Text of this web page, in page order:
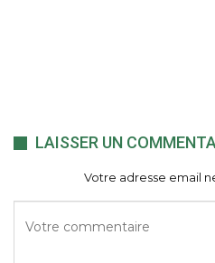
LAISSER UN
Votre adresse email